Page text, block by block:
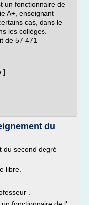
un fonctionnaire de
A+, enseignant
cas, dans le
les collèges.
de 57 471
]
du
du second degré
libre.
.